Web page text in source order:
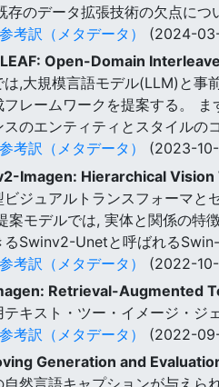
存のデータ拡張技術の欠点に
参考訳（メタデータ）
(2024-
Open-Domain
は,大規模言語モデル(LLM)と事
フレームワークを提案する。
スのエンティティとスタイルの
参考訳（メタデータ）
(2023-10-
Imagen: Hierarchical
ビジュアルトランスフォーマと
案モデルでは, 実体と関係の特
るSwinv2-Unetと呼ばれる
参考訳（メタデータ）
(2022-
Retrieval-Augmented
テキスト・ツー・イメージ・ジ
参考訳（メタデータ）
(2022-
Generation and